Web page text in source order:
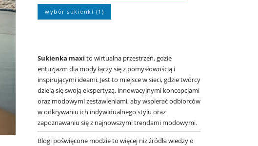
wybór sukienki (1)
Sukienka maxi to wirtualna przestrzeń, gdzie
entuzjazm dla mody łączy się z pomysłowością i
inspirującymi ideami. Jest to miejsce w sieci, gdzie twórcy
dzielą się swoją ekspertyzą, innowacyjnymi koncepcjami
oraz modowymi zestawieniami, aby wspierać odbiorców
w odkrywaniu ich indywidualnego stylu oraz
zapoznawaniu się z najnowszymi trendami modowymi.
Blogi poświęcone modzie to więcej niż źródła wiedzy o